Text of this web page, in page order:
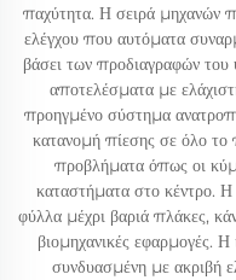
παχύτητα. Η σειρά μηχανών
ελέγχου που αυτόματα
βάσει των προδιαγραφών του
αποτελέσματα με
προηγμένο σύστημα
κατανομή πίεσης σε όλο το
προβλήματα όπως οι
καταστήματα στο κέντρο. Η
φύλλα μέχρι βαριά πλάκες,
βιομηχανικές εφαρμογές. Η
συνδυασμένη με ακριβή